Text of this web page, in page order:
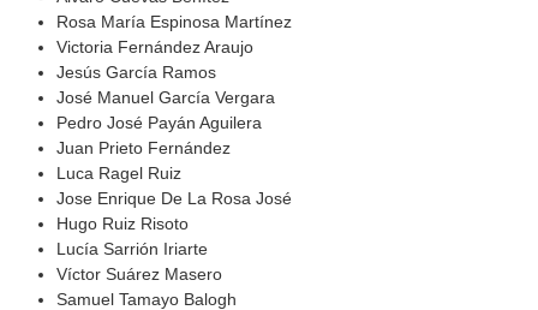
Rosa María Espinosa Martínez
Victoria Fernández Araujo
Jesús García Ramos
José Manuel García Vergara
Pedro José Payán Aguilera
Juan Prieto Fernández
Luca Ragel Ruiz
Jose Enrique De La Rosa José
Hugo Ruiz Risoto
Lucía Sarrión Iriarte
Víctor Suárez Masero
Samuel Tamayo Balogh